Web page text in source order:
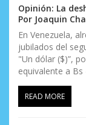
Opinión: La
Por Joaquin
En Venezuela,
jubilados del
"Un dólar ($)”,
equivalente a Bs
READ MORE